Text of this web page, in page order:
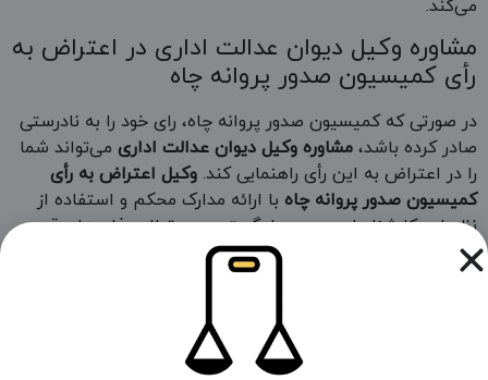
می‌کند.
مشاوره وکیل دیوان عدالت اداری در اعتراض به
رأی کمیسیون صدور پروانه چاه
در صورتی که کمیسیون صدور پروانه چاه، رای خود را به نادرستی
صادر کرده باشد، مشاوره وکیل دیوان عدالت اداری می‌تواند شما
را در اعتراض به این رأی راهنمایی کند. وکیل اعتراض به رأی
کمیسیون صدور پروانه چاه با ارائه مدارک محکم و استفاده از
نظریات کارشناسان رسمی دادگستری، می‌تواند دفاعیه‌ای قوی
ارائه دهد. در بسیاری از موارد، دیوان عدالت اداری بدون نظر
کارشناسان رسمی دادگستری اقدام به صدور رأی نمی‌کند.
پیامدهای اعتراض به رأی کمیسیون صدور